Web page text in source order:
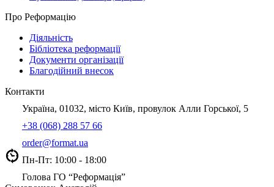
Про Реформацію
Діяльність
Бібліотека реформації
Документи організації
Благодійний внесок
Контакти
Україна, 01032, місто Київ, провулок Алли Горської, 5
+38 (068) 288 57 66
order@format.ua
Пн-Пт: 10:00 - 18:00
Голова ГО “Реформація”